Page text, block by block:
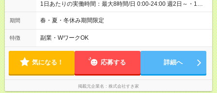
1日あたりの実働時間：最大8時間/日 0:00-24:00 週2日～・1日
2h～OK ＜シフト例＞ 〇朝帯 5:00-9:00 〇昼帯 9:00-14:00 〇午
後帯 14:00-18:00 〇夜帯 18:00-22:00 〇深夜帯 22:00-翌5:00 基
ます♪
期間 春・夏・冬休み期間限定
特徴 副業・WワークOK
気になる！ 応募する 詳細へ
掲載元企業名 株式会社すき家